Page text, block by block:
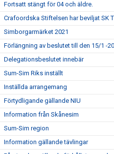
Fortsatt stängt för 04 och äldre.
Crafoordska Stiftelsen har beviljat SK
Simborgarmärket 2021
Förlängning av beslutet till den 15/1 -
Delegationsbeslutet innebär
Sum-Sim Riks inställt
Inställda arrangemang
Förtydligande gällande NIU
Information från Skånesim
Sum-Sim region
Information gällande tävlingar